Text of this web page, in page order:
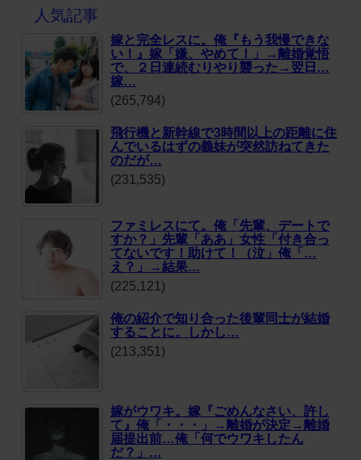
人気記事
嫁と完全レスに。俺『もう我慢できな
い！』嫁「嫌、やめて！」→離婚覚悟
で、２日連続むりやり襲った→翌日…
嫁…
(265,794)
飛行機と新幹線で3時間以上の距離に住
んでいるはずの義妹が突然訪ねてきた
のだが…
(231,535)
ファミレスにて。俺「先輩、デートで
すか？」先輩「ああ」女性「付き合っ
てないです！助けて！（泣」俺「…
え？」→結果…
(225,121)
俺の紹介で知り合った後輩同士が結婚
することに。しかし…
(213,351)
嫁がウワキ。嫁『ごめんなさい、許し
て』俺「・・・」→離婚が決定→離婚
届提出前…俺「何でウワキしたん
だ？」…